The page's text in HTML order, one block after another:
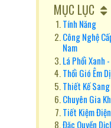
MỤC LỤC
Tính Năng
Công Nghệ
Nam
Lá Phổi Xanh
Thổi Gió Êm
Thiết Kế
Chuyên Gia
Tiết Kiệm
Đặc Quyền